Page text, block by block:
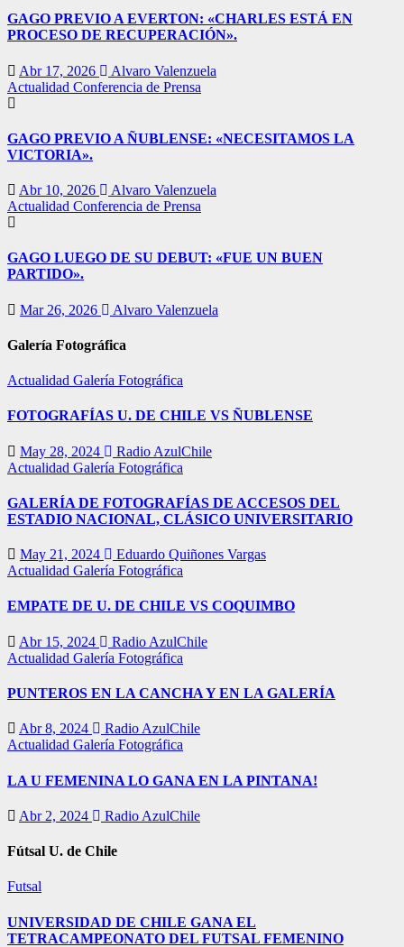
GAGO PREVIO A EVERTON: «CHARLES ESTÁ EN
PROCESO DE RECUPERACIÓN».
Abr 17, 2026
Alvaro Valenzuela
Actualidad Conferencia de Prensa
GAGO PREVIO A ÑUBLENSE: «NECESITAMOS LA
VICTORIA».
Abr 10, 2026
Alvaro Valenzuela
Actualidad Conferencia de Prensa
GAGO LUEGO DE SU DEBUT: «FUE UN BUEN
PARTIDO».
Mar 26, 2026 Alvaro Valenzuela
Galería Fotográfica
Actualidad Galería Fotográfica
FOTOGRAFÍAS U. DE CHILE VS ÑUBLENSE
May 28, 2024
Radio AzulChile
Actualidad Galería Fotográfica
GALERÍA DE FOTOGRAFÍAS DE ACCESOS DEL
ESTADIO NACIONAL, CLÁSICO UNIVERSITARIO
May 21, 2024
Eduardo Quiñones Vargas
Actualidad Galería Fotográfica
EMPATE DE U. DE CHILE VS COQUIMBO
Abr 15, 2024
Radio AzulChile
Actualidad Galería Fotográfica
PUNTEROS EN LA CANCHA Y EN LA GALERÍA
Abr 8, 2024
Radio AzulChile
Actualidad Galería Fotográfica
LA U FEMENINA LO GANA EN LA PINTANA!
Abr 2, 2024 Radio AzulChile
Fútsal U. de Chile
Futsal
UNIVERSIDAD DE CHILE GANA EL
TETRACAMPEONATO DEL FUTSAL FEMENINO